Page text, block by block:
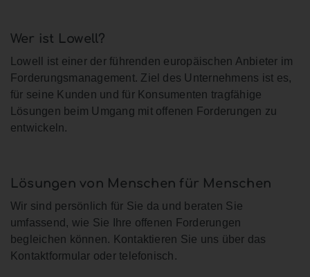
Wer ist Lowell?
Lowell ist einer der führenden europäischen Anbieter im
Forderungsmanagement. Ziel des Unternehmens ist es,
für seine Kunden und für Konsumenten tragfähige
Lösungen beim Umgang mit offenen Forderungen zu
entwickeln.
Lösungen von Menschen für Menschen
Wir sind persönlich für Sie da und beraten Sie
umfassend, wie Sie Ihre offenen Forderungen
begleichen können. Kontaktieren Sie uns über das
Kontaktformular oder telefonisch.